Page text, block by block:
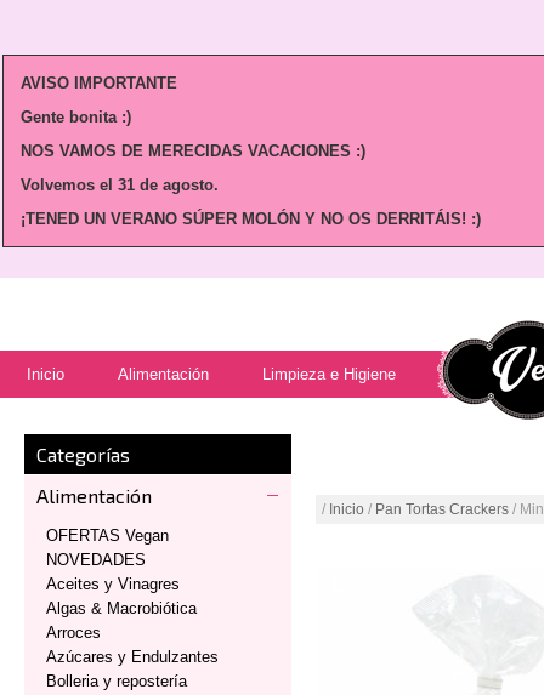
AVISO IMPORTANTE
Gente bonita :)
NOS VAMOS DE MERECIDAS VACACIONES :)
Volvemos el 31 de agosto.
¡TENED UN VERANO SÚPER MOLÓN Y NO OS DERRITÁIS! :)
Inicio Alimentación Limpieza e Higiene
Categorías
Alimentación
OFERTAS Vegan
NOVEDADES
Aceites y Vinagres
Algas & Macrobiótica
Arroces
Azúcares y Endulzantes
Bolleria y repostería
/ Inicio / Pan Tortas Crackers /